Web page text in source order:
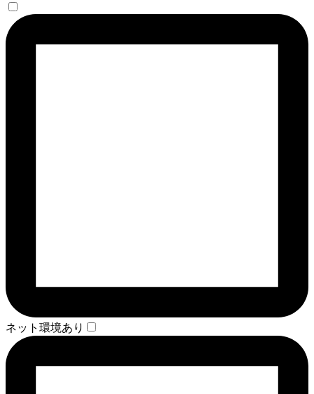
ネット環境あり